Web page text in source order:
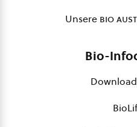
Unsere bio
Bio-